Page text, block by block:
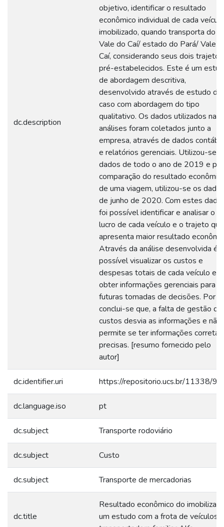
dc.description
objetivo, identificar o resultado
econômico individual de cada veículo
imobilizado, quando transporta do
Vale do Caí/ estado do Pará/ Vale
Caí, considerando seus dois trajetos
pré-estabelecidos. Este é um
de abordagem descritiva,
desenvolvido através de estudo de
caso com abordagem do tipo
qualitativo. Os dados utilizados nas
análises foram coletados junto a
empresa, através de dados
e relatórios gerenciais. Utilizou-se
dados de todo o ano de 2019 e
comparação do resultado
de uma viagem, utilizou-se os
de junho de 2020. Com estes
foi possível identificar e analisar o
lucro de cada veículo e o trajeto que
apresenta maior resultado
Através da análise desenvolvida é
possível visualizar os custos e
despesas totais de cada veículo e
obter informações gerenciais para
futuras tomadas de decisões. Por
conclui-se que, a falta de gestão de
custos desvia as informações e não
permite se ter informações
precisas. [resumo fornecido pelo
autor]
dc.identifier.uri https://repositorio.ucs.br/11338/
dc.language.iso pt
dc.subject Transporte rodoviário
dc.subject Custo
dc.subject Transporte de mercadorias
dc.title
Resultado econômico do
um estudo com a frota de veículos